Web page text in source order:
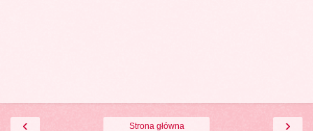
‹ ›
Strona główna